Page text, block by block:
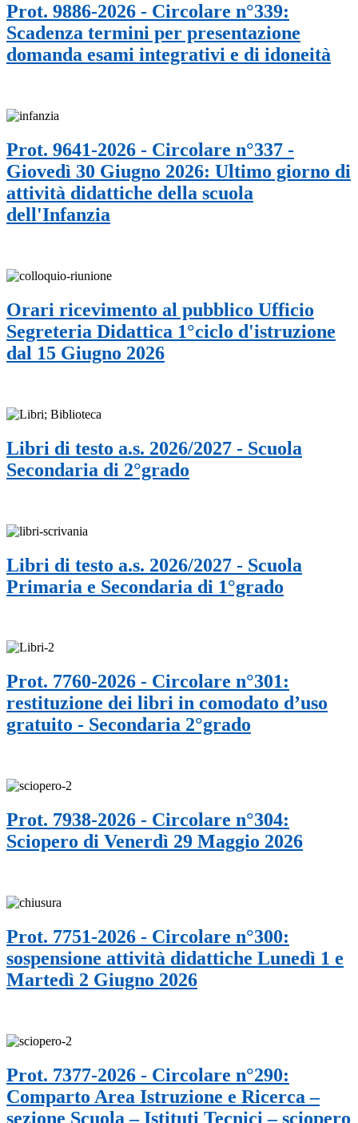
Prot. 9886-2026 - Circolare n°339:
Scadenza termini per presentazione
domanda esami integrativi e di idoneità
Prot. 9641-2026 - Circolare n°337 -
Giovedì 30 Giugno 2026: Ultimo giorno di
attività didattiche della scuola
dell'Infanzia
Orari ricevimento al pubblico Ufficio
Segreteria Didattica 1°ciclo d'istruzione
dal 15 Giugno 2026
Libri di testo a.s. 2026/2027 - Scuola
Secondaria di 2°grado
Libri di testo a.s. 2026/2027 - Scuola
Primaria e Secondaria di 1°grado
Prot. 7760-2026 - Circolare n°301:
restituzione dei libri in comodato d’uso
gratuito - Secondaria 2°grado
Prot. 7938-2026 - Circolare n°304:
Sciopero di Venerdì 29 Maggio 2026
Prot. 7751-2026 - Circolare n°300:
sospensione attività didattiche Lunedì 1 e
Martedì 2 Giugno 2026
Prot. 7377-2026 - Circolare n°290:
Comparto Area Istruzione e Ricerca –
sezione Scuola – Istituti Tecnici – sciopero